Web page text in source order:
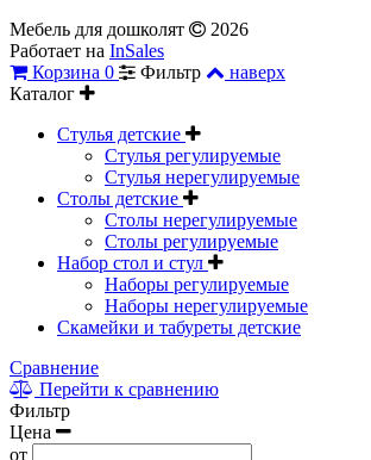
Мебель для дошколят
2026
Работает на InSales
Корзина 0 Фильтр
наверх
Каталог
Стулья детские
Стулья регулируемые
Стулья нерегулируемые
Столы детские
Столы нерегулируемые
Столы регулируемые
Набор стол и стул
Наборы регулируемые
Наборы нерегулируемые
Скамейки и табуреты детские
Сравнение
Перейти к сравнению
Фильтр
Цена
от